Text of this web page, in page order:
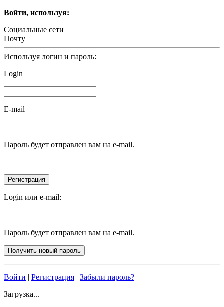
Войти, используя:
Социальные сети
Почту
Используя логин и пароль:
Login
E-mail
Пароль будет отправлен вам на e-mail.
Login или e-mail:
Пароль будет отправлен вам на e-mail.
Войти | Регистрация | Забыли пароль?
Загрузка...